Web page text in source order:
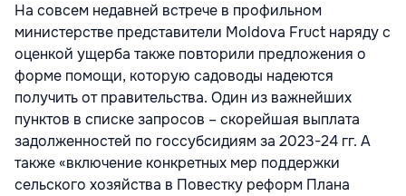
На совсем недавней встрече в профильном
министерстве представители Moldova Fruct наряду с
оценкой ущерба также повторили предложения о
форме помощи, которую садоводы надеются
получить от правительства. Один из важнейших
пунктов в списке запросов – скорейшая выплата
задолженностей по госсубсидиям за 2023-24 гг. А
также «включение конкретных мер поддержки
сельского хозяйства в Повестку реформ Плана